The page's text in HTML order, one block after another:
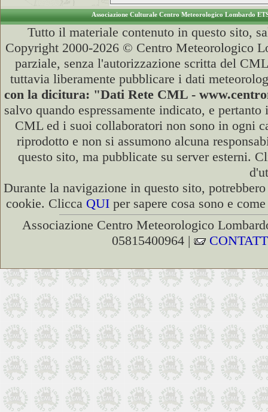
Associazione Culturale Centro Meteorologico Lombardo
Tutto il materiale contenuto in questo sito,
Copyright 2000-2026 © Centro Meteorologico
parziale, senza l'autorizzazione scritta del
tuttavia liberamente pubblicare i dati
con la dicitura: "Dati Rete CML -
salvo quando espressamente indicato, e
CML ed i suoi collaboratori non sono in ogni
riprodotto e non si assumono alcuna
questo sito, ma pubblicate su server esterni.
Durante la navigazione in questo sito,
cookie. Clicca QUI per sapere cosa sono e
Associazione Centro Meteorologico
05815400964 |